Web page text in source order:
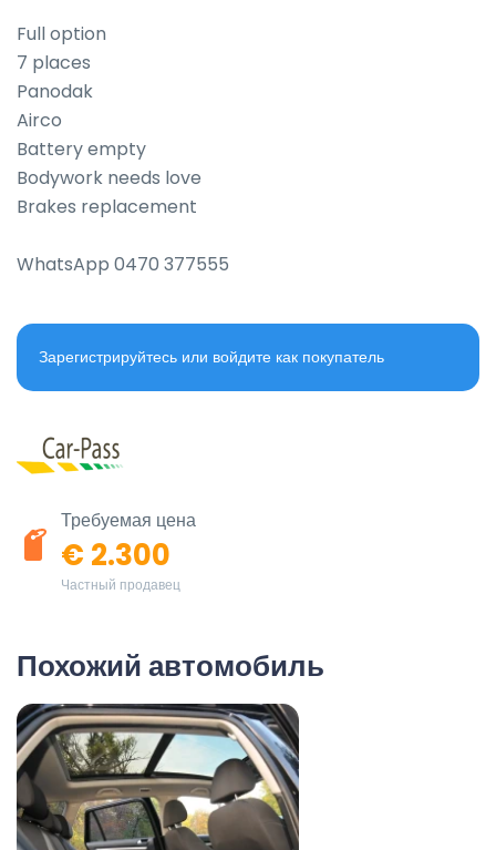
Full option
7 places
Panodak
Airco
Battery empty
Bodywork needs love
Brakes replacement
WhatsApp 0470 377555
Зарегистрируйтесь или войдите как покупатель
Требуемая цена
€ 2.300
Частный продавец
Похожий автомобиль